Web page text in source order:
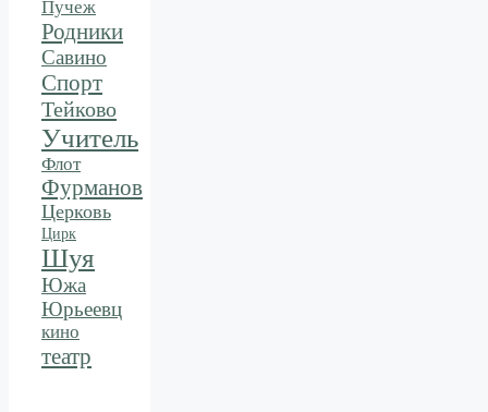
Пучеж
Родники
Савино
Спорт
Тейково
Учитель
Флот
Фурманов
Церковь
Цирк
Шуя
Южа
Юрьеевц
кино
театр